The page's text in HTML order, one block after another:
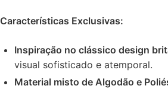
Características Exclusivas:
Inspiração no clássico design
visual sofisticado e atemporal.
Material misto de Algodão e